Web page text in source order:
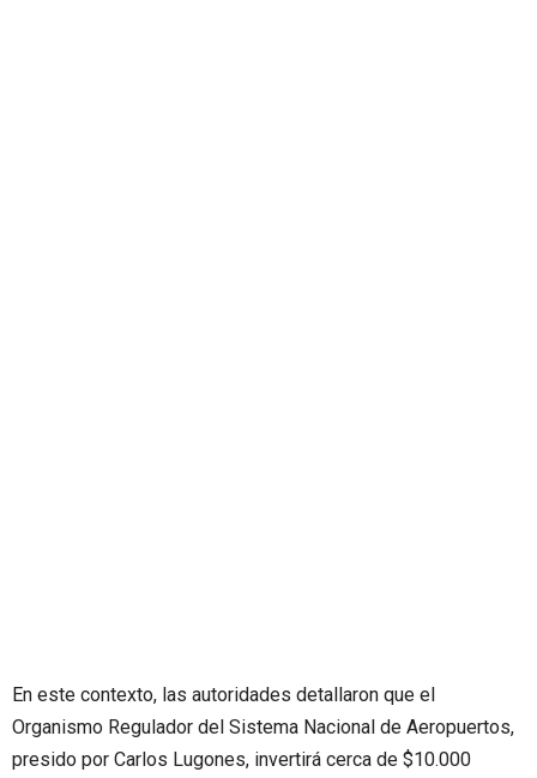
En este contexto, las autoridades detallaron que el
Organismo Regulador del Sistema Nacional de Aeropuertos,
presido por Carlos Lugones, invertirá cerca de $10.000